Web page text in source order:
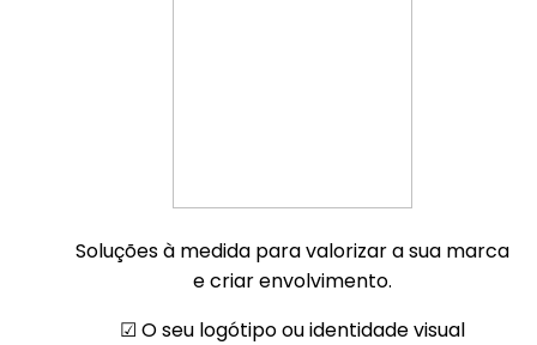
Soluções à medida para valorizar a sua marca
e criar envolvimento.
☑︎ O seu logótipo ou identidade visual